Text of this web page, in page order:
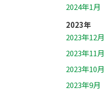
2024年1月
2023年
2023年12月
2023年11月
2023年10月
2023年9月